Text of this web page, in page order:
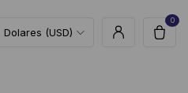
Dolares (USD)
0